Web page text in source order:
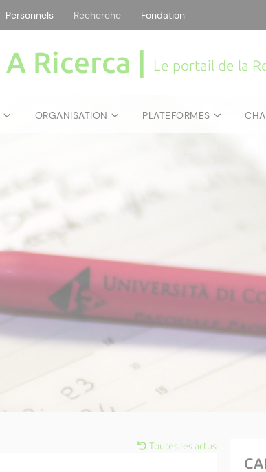
Personnels Recherche Fondation
A Ricerca | Le portail de la
ORGANISATION PLATEFORMES
Toutes les actus